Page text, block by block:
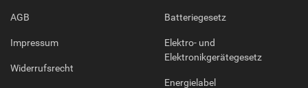
AGB
Impressum
Widerrufsrecht
Batteriegesetz
Elektro- und
Elektronikgerätegesetz
Energielabel